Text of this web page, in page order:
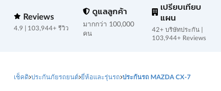
Reviews
4.9 | 103,944+ รีวิว
ดูแลลูกค้า
มากกว่า 100,000
คน
เปรียบเทียบ
แผน
42+ บริษัทประกัน |
103,944+ Reviews
เช็คดิ ประกันภัยรถยนต์ ยี่ห้อและรุ่นรถ ประกันรถ MAZDA CX-7